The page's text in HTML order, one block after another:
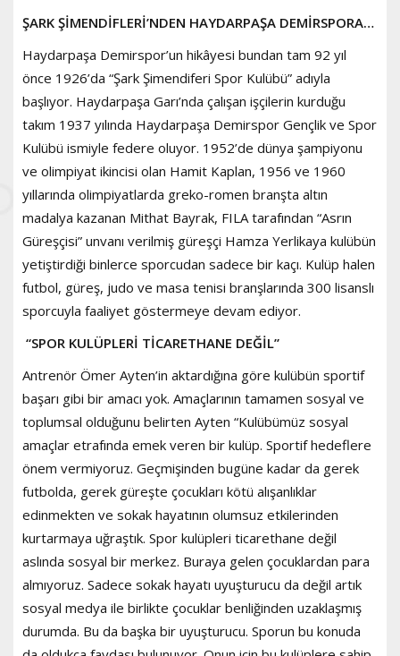
ŞARK ŞİMENDİFLERİ’NDEN HAYDARPAŞA DEMİRSPORA…
Haydarpaşa Demirspor’un hikâyesi bundan tam 92 yıl
önce 1926’da “Şark Şimendiferi Spor Kulübü” adıyla
başlıyor. Haydarpaşa Garı’nda çalışan işçilerin kurduğu
takım 1937 yılında Haydarpaşa Demirspor Gençlik ve Spor
Kulübü ismiyle federe oluyor. 1952’de dünya şampiyonu
ve olimpiyat ikincisi olan Hamit Kaplan, 1956 ve 1960
yıllarında olimpiyatlarda greko-romen branşta altın
madalya kazanan Mithat Bayrak, FILA tarafından “Asrın
Güreşçisi” unvanı verilmiş güreşçi Hamza Yerlikaya kulübün
yetiştirdiği binlerce sporcudan sadece bir kaçı. Kulüp halen
futbol, güreş, judo ve masa tenisi branşlarında 300 lisanslı
sporcuyla faaliyet göstermeye devam ediyor.
“SPOR KULÜPLERİ TİCARETHANE DEĞİL”
Antrenör Ömer Ayten’in aktardığına göre kulübün sportif
başarı gibi bir amacı yok. Amaçlarının tamamen sosyal ve
toplumsal olduğunu belirten Ayten “Kulübümüz sosyal
amaçlar etrafında emek veren bir kulüp. Sportif hedeflere
önem vermiyoruz. Geçmişinden bugüne kadar da gerek
futbolda, gerek güreşte çocukları kötü alışanlıklar
edinmekten ve sokak hayatının olumsuz etkilerinden
kurtarmaya uğraştık. Spor kulüpleri ticarethane değil
aslında sosyal bir merkez. Buraya gelen çocuklardan para
almıyoruz. Sadece sokak hayatı uyuşturucu da değil artık
sosyal medya ile birlikte çocuklar benliğinden uzaklaşmış
durumda. Bu da başka bir uyuşturucu. Sporun bu konuda